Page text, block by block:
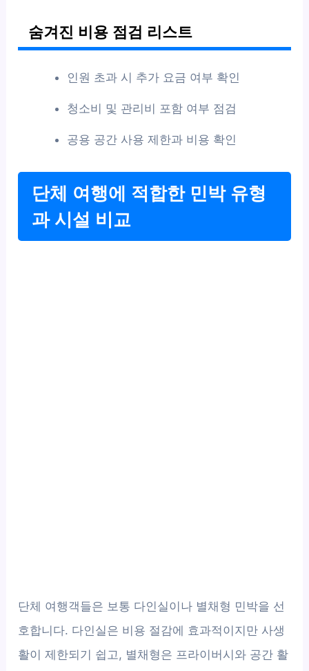
숨겨진 비용 점검 리스트
인원 초과 시 추가 요금 여부 확인
청소비 및 관리비 포함 여부 점검
공용 공간 사용 제한과 비용 확인
단체 여행에 적합한 민박 유형
과 시설 비교
단체 여행객들은 보통 다인실이나 별채형 민박을 선
호합니다. 다인실은 비용 절감에 효과적이지만 사생
활이 제한되기 쉽고, 별채형은 프라이버시와 공간 활